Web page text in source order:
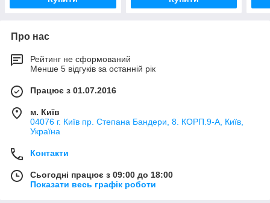
Про нас
Рейтинг не сформований
Менше 5 відгуків за останній рік
Працює з 01.07.2016
м. Київ
04076 г. Київ пр. Степана Бандери, 8. КОРП.9-А, Київ,
Україна
Контакти
Сьогодні працює з 09:00 до 18:00
Показати весь графік роботи